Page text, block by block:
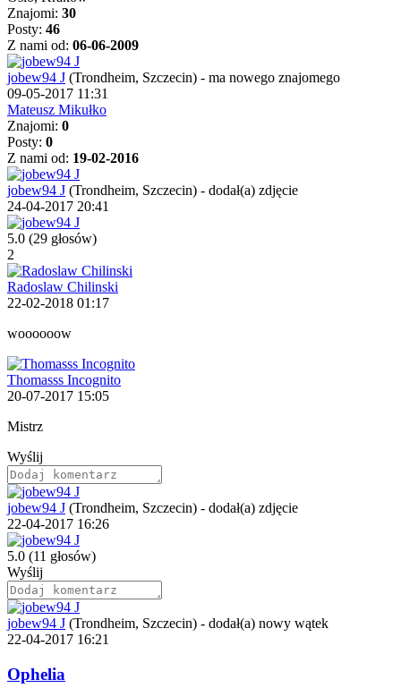
Znajomi: 30
Posty: 46
Z nami od: 06-06-2009
jobew94 J (Trondheim, Szczecin) - ma nowego znajomego
09-05-2017 11:31
Mateusz Mikułko
Znajomi: 0
Posty: 0
Z nami od: 19-02-2016
jobew94 J (Trondheim, Szczecin) - dodał(a) zdjęcie
24-04-2017 20:41
5.0 (29 głosów)
2
Radoslaw Chilinski
22-02-2018 01:17
woooooow
Thomasss Incognito
20-07-2017 15:05
Mistrz
Wyślij
jobew94 J (Trondheim, Szczecin) - dodał(a) zdjęcie
22-04-2017 16:26
5.0 (11 głosów)
Wyślij
jobew94 J (Trondheim, Szczecin) - dodał(a) nowy wątek
22-04-2017 16:21
Ophelia